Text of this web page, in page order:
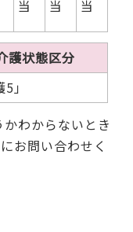
当
当
当
護状態区分
」
わからないとき
お問い合わせく